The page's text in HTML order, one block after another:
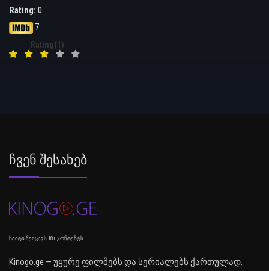
Rating: 0
7
Rating(1)
Ჩვენ Შესახებ
საიტი შეიცავს 18+ კონტენტს
Kinogo.ge — უყურე ფილმებს და სერიალებს ქართულად.